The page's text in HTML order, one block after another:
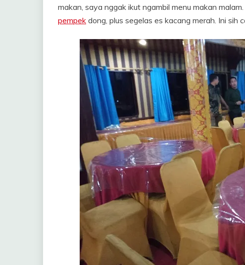
makan, saya nggak ikut ngambil menu makan
pempek dong, plus segelas es kacang merah. Ini sih